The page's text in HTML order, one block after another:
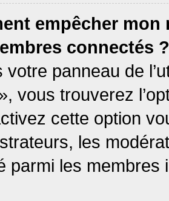
empêcher mon
connectés ?
votre panneau de
vous trouverez
cette option
les
parmi les membres